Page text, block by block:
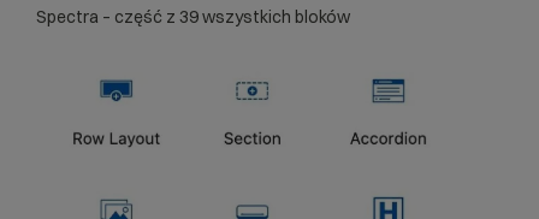
Spectra – część z 39 wszystkich bloków